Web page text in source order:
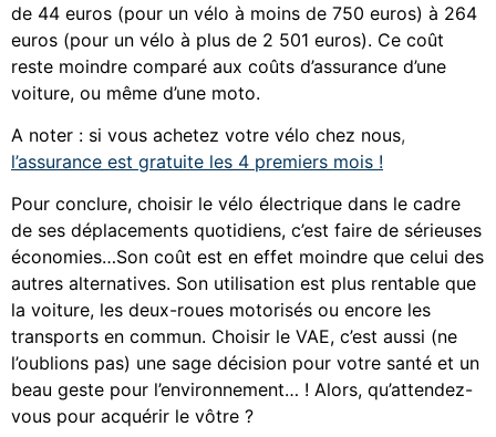
de 44 euros (pour un vélo à moins de 750 euros) à 264
euros (pour un vélo à plus de 2 501 euros). Ce coût
reste moindre comparé aux coûts d’assurance d’une
voiture, ou même d’une moto.
A noter : si vous achetez votre vélo chez nous,
l’assurance est gratuite les 4 premiers mois !
Pour conclure, choisir le vélo électrique dans le cadre
de ses déplacements quotidiens, c’est faire de sérieuses
économies…Son coût est en effet moindre que celui des
autres alternatives. Son utilisation est plus rentable que
la voiture, les deux-roues motorisés ou encore les
transports en commun. Choisir le VAE, c’est aussi (ne
l’oublions pas) une sage décision pour votre santé et un
beau geste pour l’environnement… ! Alors, qu’attendez-
vous pour acquérir le vôtre ?